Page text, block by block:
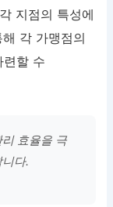
지점의 특성에
각 가맹점의
할 수
효율을 극
다.